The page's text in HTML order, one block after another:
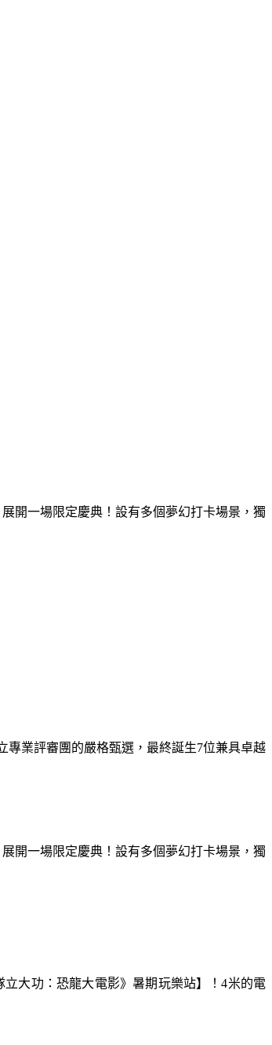
開一場限定慶典！設有多個夢幻打卡場景，獨
專業評審團的嚴格甄選，最終誕生7位兼具卓越
大功：恐龍大電影》暑期玩樂站】！4米的電
開一場限定慶典！設有多個夢幻打卡場景，獨